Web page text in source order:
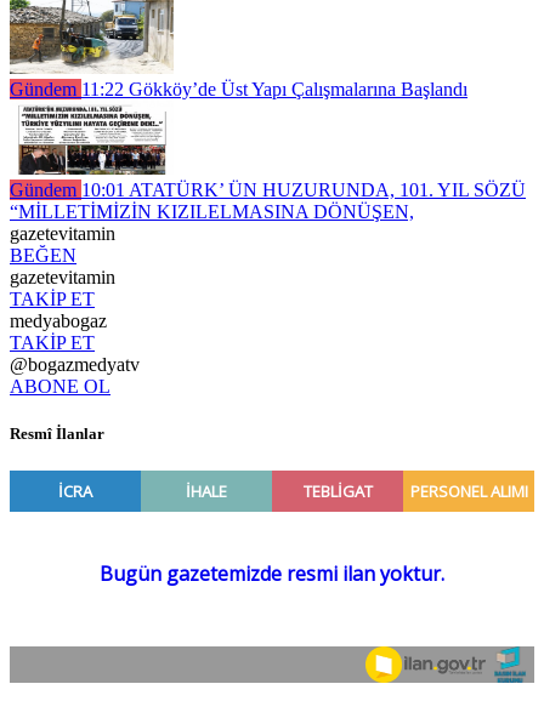
Gündem 11:22 Gökköy’de Üst Yapı Çalışmalarına Başlandı
Gündem 10:01 ATATÜRK’ ÜN HUZURUNDA, 101. YIL SÖZÜ
“MİLLETİMİZİN KIZILELMASINA DÖNÜŞEN,
gazetevitamin
BEĞEN
gazetevitamin
TAKİP ET
medyabogaz
TAKİP ET
@bogazmedyatv
ABONE OL
Resmî İlanlar